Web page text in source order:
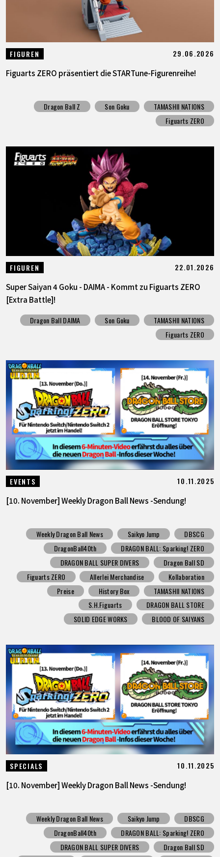
FIGUREN 29.06.2026
Figuarts ZERO präsentiert die STARTune-Figurenreihe!
Dragon Ball Z Son Goku
TAMASHII NATIONS
Figuarts ZERO
FIGUREN 22.01.2026
Super Saiyan 4 Goku - DAIMA - Kommt zu Figuarts ZERO
[Extra Battle]!
Dragon Ball DAIMA Son Goku
TAMASHII NATIONS
Figuarts ZERO
EVENTS 10.11.2025
[10. November] Weekly Dragon Ball News -Sendung!
Weekly Dragon Ball News Saikyo Jump
DBSCG
DragonBall40th
DRAGON BALL: Sparking! ZERO
DRAGON BALL SUPER DIVERS
Dragon Ball SD
Figuarts ZERO
Allerlei Merchandise
Kollaboration
Preise
History Box
TAMASHII NATIONS
S.H.Figuarts
DRAGON BALL STORE
SOLID EDGE WORKS
BLOOD OF SAIYANS
SPECIALS 10.11.2025
[10. November] Weekly Dragon Ball News -Sendung!
Weekly Dragon Ball News Saikyo Jump
DBSCG
DragonBall40th
DRAGON BALL: Sparking! ZERO
DRAGON BALL SUPER DIVERS
Dragon Ball SD